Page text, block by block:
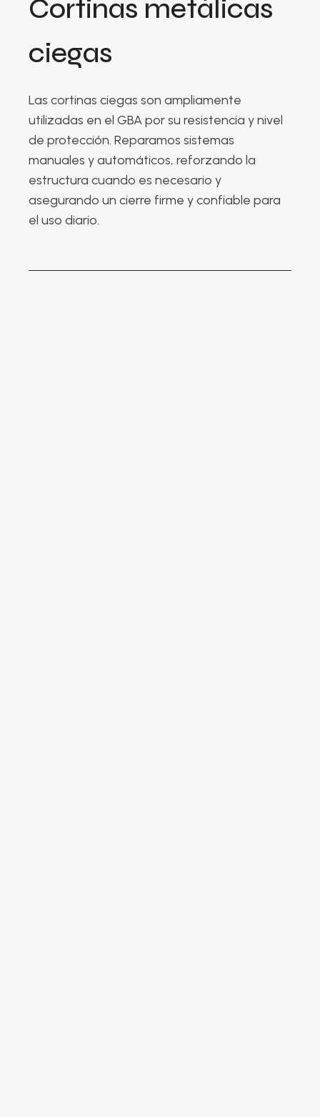
Cortinas metálicas
ciegas
Las cortinas ciegas son ampliamente
utilizadas en el GBA por su resistencia y nivel
de protección. Reparamos sistemas
manuales y automáticos, reforzando la
estructura cuando es necesario y
asegurando un cierre firme y confiable para
el uso diario.